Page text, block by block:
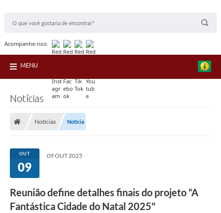
Acompanhe-nos:
MENU
Notícias
Notícias Notícia
OUT
09
09 OUT 2025
Reunião define detalhes finais do projeto “A
Fantástica Cidade do Natal 2025"